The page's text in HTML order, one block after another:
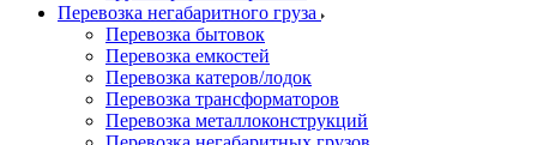
Перевозка негабаритного груза
Перевозка бытовок
Перевозка емкостей
Перевозка катеров/лодок
Перевозка трансформаторов
Перевозка металлоконструкций